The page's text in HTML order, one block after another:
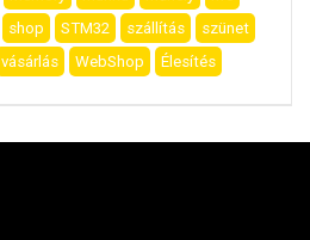
shop STM32 szállítás
szünet
vásárlás WebShop Élesítés